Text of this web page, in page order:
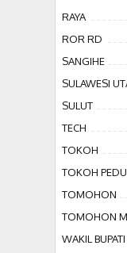
RAYA
ROR RD
SANGIHE
SULAWESI
SULUT
TECH
TOKOH
TOKOH
TOMOHON
TOMOHON
WAKIL